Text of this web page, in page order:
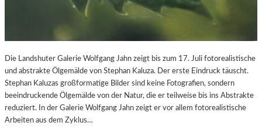
Die Landshuter Galerie Wolfgang Jahn zeigt bis zum 17. Juli fotorealistische
und abstrakte Ölgemälde von Stephan Kaluza. Der erste Eindruck täuscht.
Stephan Kaluzas großformatige Bilder sind keine Fotografien, sondern
beeindruckende Ölgemälde von der Natur, die er teilweise bis ins Abstrakte
reduziert. In der Galerie Wolfgang Jahn zeigt er vor allem fotorealistische
Arbeiten aus dem Zyklus…